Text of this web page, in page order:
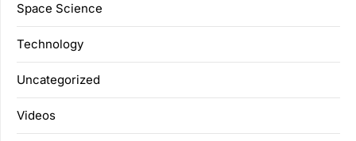
Space Science
Technology
Uncategorized
Videos